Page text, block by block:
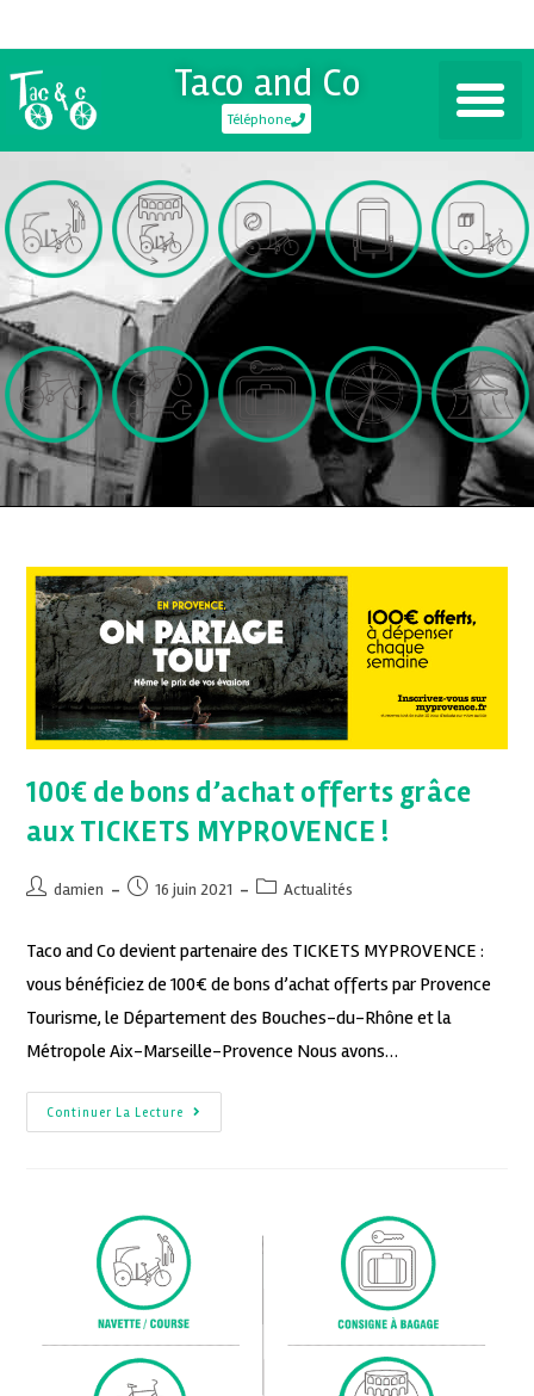
Taco and Co
Téléphone
100€ de bons d’achat offerts grâce
aux TICKETS MYPROVENCE !
damien 16 juin 2021 Actualités
Taco and Co devient partenaire des TICKETS MYPROVENCE :
vous bénéficiez de 100€ de bons d’achat offerts par Provence
Tourisme, le Département des Bouches-du-Rhône et la
Métropole Aix-Marseille-Provence Nous avons…
Continuer La Lecture